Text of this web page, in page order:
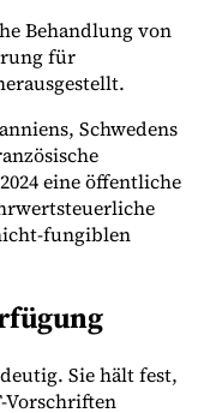
VAT-
Behandlung von
für
Schwedens
eine öffentliche
fungiblen
Sie hält fest,
Vorschriften